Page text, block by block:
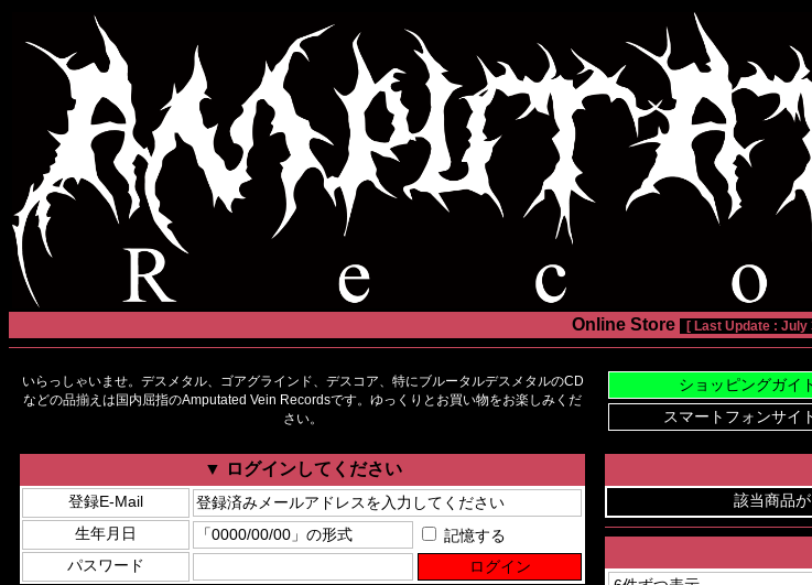
Online Store [ Last Update : July
いらっしゃいませ。デスメタル、ゴアグラインド、デスコア、特にブルータルデスメタルのCD
などの品揃えは国内屈指のAmputated Vein Recordsです。ゆっくりとお買い物をお楽しみくだ
さい。
▼ ログインしてください
登録E-Mail
生年月日
記憶する
パスワード
該当商品が